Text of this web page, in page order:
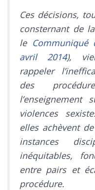
Ces décisions,
consternant de
le Communiqué
avril 2014),
rappeler
des
violences
elles achèvent
instances
inéquitables,
entre pairs et
procédure.